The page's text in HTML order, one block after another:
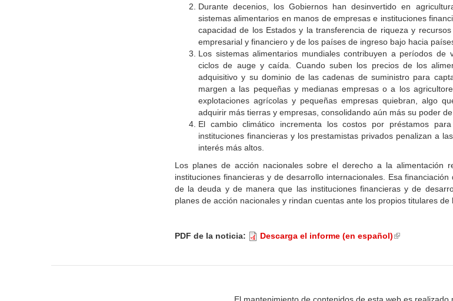
Durante decenios, los Gobiernos han desinvertido en
sistemas alimentarios en manos de empresas e instituciones
capacidad de los Estados y la transferencia de riqueza y
empresarial y financiero y de los países de ingreso bajo hacia
Los sistemas alimentarios mundiales contribuyen a períodos de
ciclos de auge y caída. Cuando suben los precios de los
adquisitivo y su dominio de las cadenas de suministro para
margen a las pequeñas y medianas empresas o a los
explotaciones agrícolas y pequeñas empresas quiebran, algo
adquirir más tierras y empresas, consolidando aún más su poder de
El cambio climático incrementa los costos por préstamos
instituciones financieras y los prestamistas privados penalizan a
interés más altos.
Los planes de acción nacionales sobre el derecho a la alimentación
instituciones financieras y de desarrollo internacionales. Esa
de la deuda y de manera que las instituciones financieras y de
planes de acción nacionales y rindan cuentas ante los propios titulares de
PDF de la noticia: Descarga el informe (en español)(link